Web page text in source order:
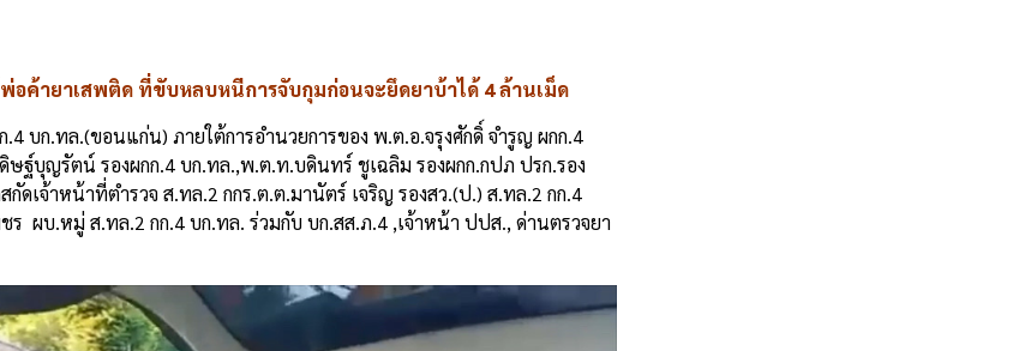
อค้ายาเสพติด ที่ขับหลบหนีการจับกุมก่อนจะยึดยาบ้าได้ 4ล้านเม็ด
.4บก.ทล.(ขอนแก่น) ภายใต้การอำนวยการของ พ.ต.อ.จรุงศักดิ์จำรูญ ผกก.4
ดิษฐ์บุญรัตน์ รองผกก.4บก.ทล.,พ.ต.ท.บดินทร์ ชูเฉลิม รองผกก.กปภ ปรก.รอง
กัดเจ้าหน้าที่ตำรวจ ส.ทล.2 กกร.ต.ต.มานัตร์ เจริญ รองสว.(ป.) ส.ทล.2 กก.4
ร ผบ.หมู่ ส.ทล.2 กก.4บก.ทล. ร่วมกับ บก.สส.ภ.4 ,เจ้าหน้า ปปส., ด่านตรวจยา